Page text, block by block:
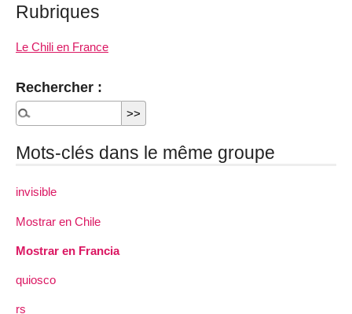
Rubriques
Le Chili en France
Rechercher :
Mots-clés dans le même groupe
invisible
Mostrar en Chile
Mostrar en Francia
quiosco
rs